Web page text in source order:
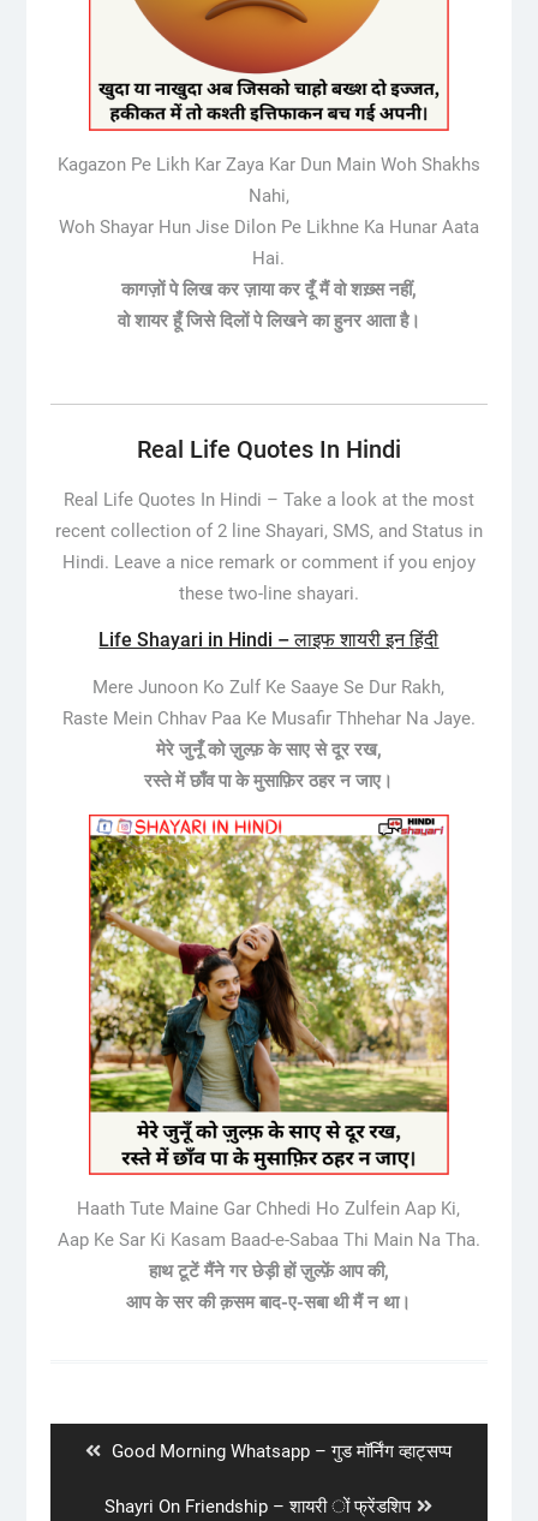
Kagazon Pe Likh Kar Zaya Kar Dun Main Woh Shakhs
Nahi,
Woh Shayar Hun Jise Dilon Pe Likhne Ka Hunar Aata
Hai.
कागज़ों पे लिख कर ज़ाया कर दूँ मैं वो शख़्स नहीं,
वो शायर हूँ जिसे दिलों पे लिखने का हुनर आता है।
Real Life Quotes In Hindi
Real Life Quotes In Hindi – Take a look at the most
recent collection of 2 line Shayari, SMS, and Status in
Hindi. Leave a nice remark or comment if you enjoy
these two-line shayari.
Life Shayari in Hindi – लाइफ शायरी इन हिंदी
Mere Junoon Ko Zulf Ke Saaye Se Dur Rakh,
Raste Mein Chhav Paa Ke Musafir Thhehar Na Jaye.
मेरे जुनूँ को ज़ुल्फ़ के साए से दूर रख,
रस्ते में छाँव पा के मुसाफ़िर ठहर न जाए।
Haath Tute Maine Gar Chhedi Ho Zulfein Aap Ki,
Aap Ke Sar Ki Kasam Baad-e-Sabaa Thi Main Na Tha.
हाथ टूटें मैंने गर छेड़ी हों ज़ुल्फ़ें आप की,
आप के सर की क़सम बाद-ए-सबा थी मैं न था।
Previous
Good Morning Whatsapp – गुड मॉर्निंग व्हाट्सप्प
Next
Shayri On Friendship – शायरी ों फ्रेंडशिप